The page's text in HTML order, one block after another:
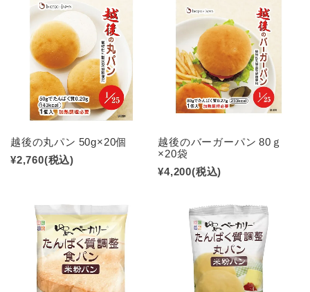
越後の丸パン 50g×20個
¥2,760(税込)
越後のバーガーパン 80ｇ
×20袋
¥4,200(税込)